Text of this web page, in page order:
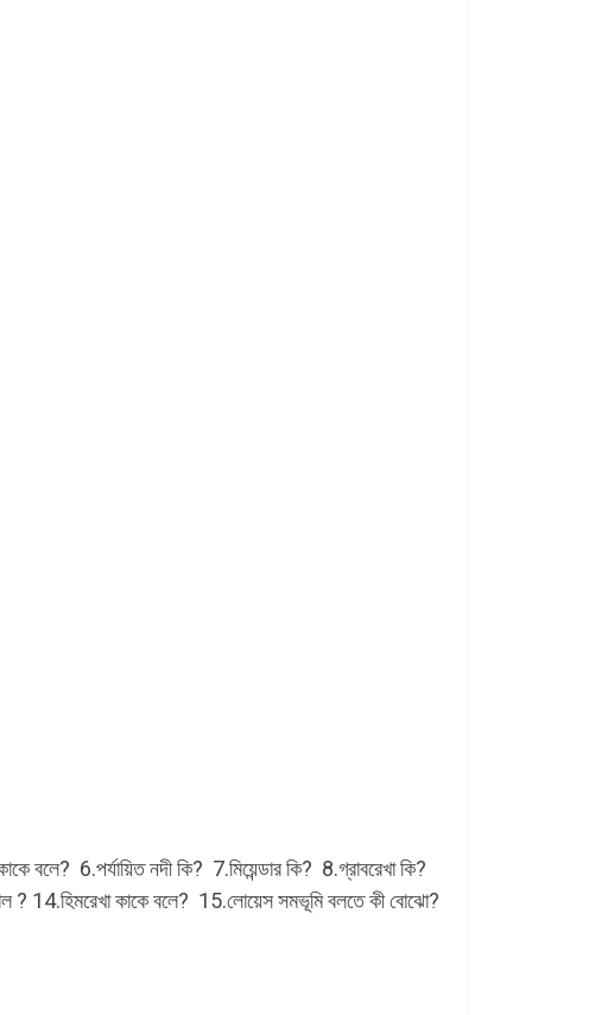
6.পর্যায়িত নদী কি? 7.মিয়েন্ডার কি? 8.গ্রাবরেখা কি?
? 14.হিমরেখা কাকে বলে? 15.লোয়েস সমভূমি বলতে কী বোঝো?